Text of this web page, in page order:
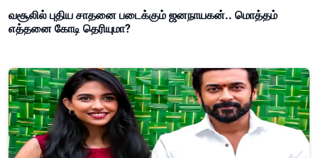
வசூலில் புதிய சாதனை படைக்கும் ஜனநாயகன்.. மொத்தம்
எத்தனை கோடி தெரியுமா?